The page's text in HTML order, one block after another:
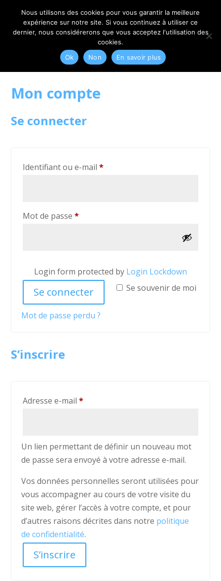
06 79 42 10 00 CONTACT@MYRIAM-CORBET.NET
Mon compte
Se connecter
Identifiant ou e-mail*Obligatoire
Mot de passe*Obligatoire
Login form protected by Login Lockdown
Se souvenir de moi
Se connecter
Mot de passe perdu ?
S’inscrire
Adresse e-mail*Obligatoire
Un lien permettant de définir un nouveau mot
de passe sera envoyé à votre adresse e-mail.
Vos données personnelles seront utilisées pour
vous accompagner au cours de votre visite du
site web, gérer l’accès à votre compte, et pour
d’autres raisons décrites dans notre politique
de confidentialité.
S’inscrire
Nous utilisons des cookies pour vous garantir la meilleure
expérience sur notre site. Si vous continuez à utiliser ce
dernier, nous considérerons que vous acceptez l'utilisation des
cookies.
Ok
Non En savoir plus